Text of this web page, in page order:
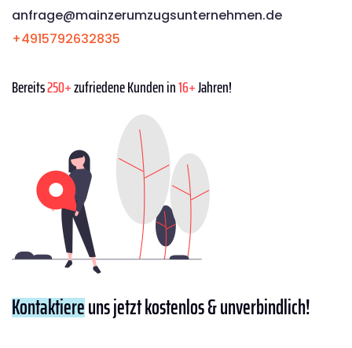
anfrage@mainzerumzugsunternehmen.de
+4915792632835
Bereits250+zufriedene Kunden in16+Jahren!
Kontaktiereuns jetzt kostenlos & unverbindlich!